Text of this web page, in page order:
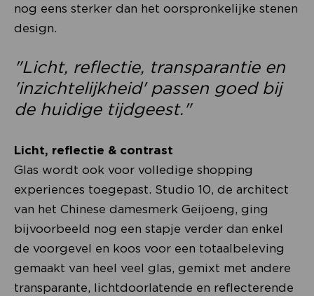
nog eens sterker dan het oorspronkelijke stenen
design.
"Licht, reflectie, transparantie en
'inzichtelijkheid' passen goed bij
de huidige tijdgeest."
Licht, reflectie & contrast
Glas wordt ook voor volledige shopping
experiences toegepast. Studio 10, de architect
van het Chinese damesmerk Geijoeng, ging
bijvoorbeeld nog een stapje verder dan enkel
de voorgevel en koos voor een totaalbeleving
gemaakt van heel veel glas, gemixt met andere
transparante, lichtdoorlatende en reflecterende